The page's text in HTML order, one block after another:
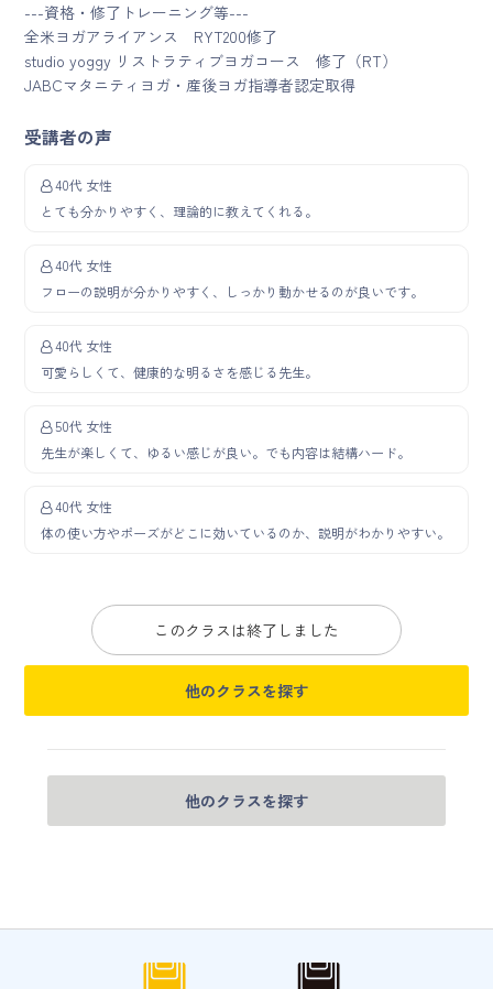
---資格・修了トレーニング等---
全米ヨガアライアンス RYT200修了
studio yoggy リストラティブヨガコース 修了（RT）
JABCマタニティヨガ・産後ヨガ指導者認定取得
受講者の声
40代 女性
とても分かりやすく、理論的に教えてくれる。
40代 女性
フローの説明が分かりやすく、しっかり動かせるのが良いです。
40代 女性
可愛らしくて、健康的な明るさを感じる先生。
50代 女性
先生が楽しくて、ゆるい感じが良い。でも内容は結構ハード。
40代 女性
体の使い方やポーズがどこに効いているのか、説明がわかりやすい。
このクラスは終了しました
他のクラスを探す
他のクラスを探す